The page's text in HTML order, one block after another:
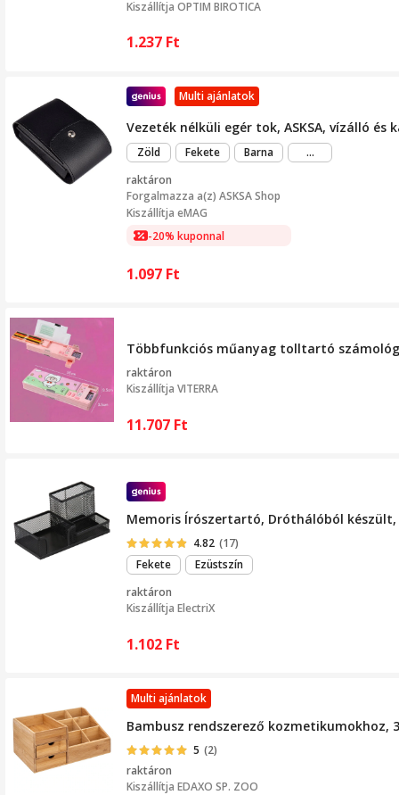
Kiszállítja OPTIM BIROTICA
1.237 Ft
Multi ajánlatok
Vezeték nélküli egér tok, ASKSA, vízálló
Zöld Fekete Barna ...még
raktáron
Forgalmazza a(z) ASKSA Shop
Kiszállítja eMAG
-20% kuponnal
1.097 Ft
Többfunkciós műanyag tolltartó
raktáron
Kiszállítja VITERRA
11.707 Ft
Memoris Írószertartó, Dróthálóból
4.82 (17)
Fekete
Ezüstszín
raktáron
Kiszállítja ElectriX
1.102 Ft
Multi ajánlatok
Bambusz rendszerező kozmetikumokhoz,
5 (2)
raktáron
Kiszállítja EDAXO SP. ZOO